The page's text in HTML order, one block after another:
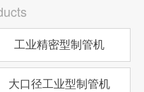
工业精密型制管机
大口径工业型制管机